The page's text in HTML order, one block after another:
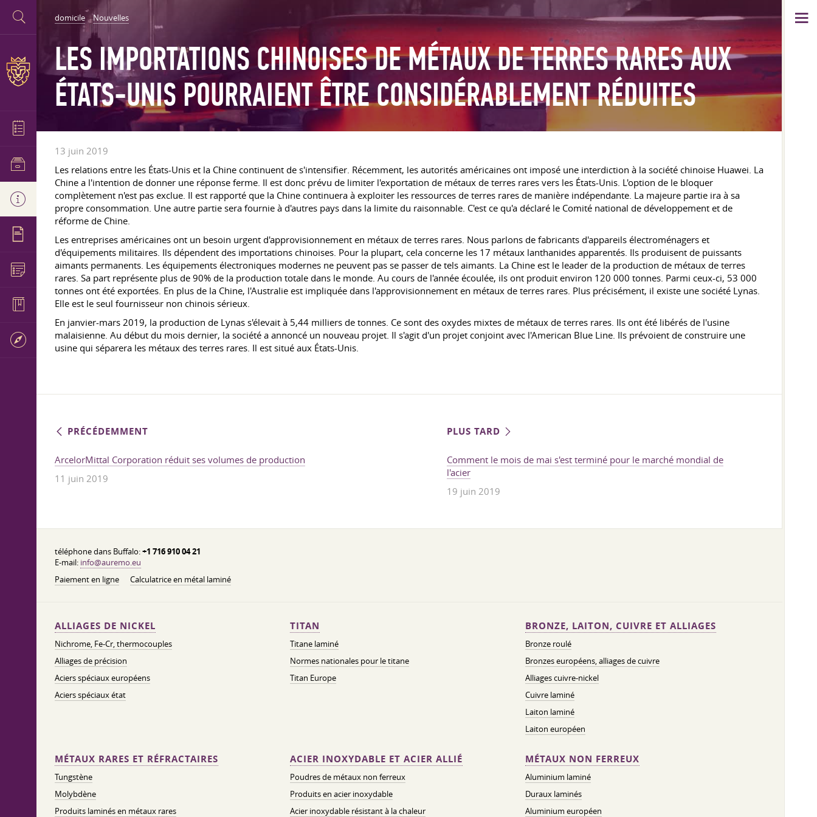
domicile Nouvelles
LES IMPORTATIONS CHINOISES DE MÉTAUX DE TERRES RARES AUX
ÉTATS-UNIS POURRAIENT ÊTRE CONSIDÉRABLEMENT RÉDUITES
13 juin 2019
Les relations entre les États-Unis et la Chine continuent de s'intensifier. Récemment, les autorités américaines ont imposé une interdiction à la société chinoise Huawei. La
Chine a l'intention de donner une réponse ferme. Il est donc prévu de limiter l'exportation de métaux de terres rares vers les États-Unis. L'option de le bloquer
complètement n'est pas exclue. Il est rapporté que la Chine continuera à exploiter les ressources de terres rares de manière indépendante. La majeure partie ira à sa
propre consommation. Une autre partie sera fournie à d'autres pays dans la limite du raisonnable. C'est ce qu'a déclaré le Comité national de développement et de
réforme de Chine.
Les entreprises américaines ont un besoin urgent d'approvisionnement en métaux de terres rares. Nous parlons de fabricants d'appareils électroménagers et
d'équipements militaires. Ils dépendent des importations chinoises. Pour la plupart, cela concerne les 17 métaux lanthanides apparentés. Ils produisent de puissants
aimants permanents. Les équipements électroniques modernes ne peuvent pas se passer de tels aimants. La Chine est le leader de la production de métaux de terres
rares. Sa part représente plus de 90% de la production totale dans le monde. Au cours de l'année écoulée, ils ont produit environ 120 000 tonnes. Parmi ceux-ci, 53 000
tonnes ont été exportées. En plus de la Chine, l'Australie est impliquée dans l'approvisionnement en métaux de terres rares. Plus précisément, il existe une société Lynas.
Elle est le seul fournisseur non chinois sérieux.
En janvier-mars 2019, la production de Lynas s'élevait à 5,44 milliers de tonnes. Ce sont des oxydes mixtes de métaux de terres rares. Ils ont été libérés de l'usine
malaisienne. Au début du mois dernier, la société a annoncé un nouveau projet. Il s'agit d'un projet conjoint avec l'American Blue Line. Ils prévoient de construire une
usine qui séparera les métaux des terres rares. Il est situé aux États-Unis.
PRÉCÉDEMMENT
ArcelorMittal Corporation réduit ses volumes de production
11 juin 2019
PLUS TARD
Comment le mois de mai s'est terminé pour le marché mondial de
l'acier
19 juin 2019
téléphone dans Buffalo:+1 716 910 04 21
E-mail: info@auremo.eu
Paiement en ligne
Calculatrice en métal laminé
ALLIAGES DE NICKEL
Nichrome, Fe-Cr, thermocouples
Alliages de précision
Aciers spéciaux européens
Aciers spéciaux état
TITAN
Titane laminé
Normes nationales pour le titane
Titan Europe
BRONZE, LAITON, CUIVRE ET ALLIAGES
Bronze roulé
Bronzes européens, alliages de cuivre
Alliages cuivre-nickel
Cuivre laminé
Laiton laminé
Laiton européen
MÉTAUX RARES ET RÉFRACTAIRES
Tungstène
Molybdène
Produits laminés en métaux rares
ACIER INOXYDABLE ET ACIER ALLIÉ
Poudres de métaux non ferreux
Produits en acier inoxydable
Acier inoxydable résistant à la chaleur
MÉTAUX NON FERREUX
Aluminium laminé
Duraux laminés
Aluminium européen